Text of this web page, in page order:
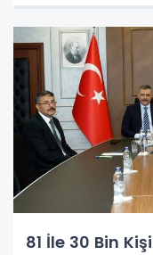
81 İle 30 Bin